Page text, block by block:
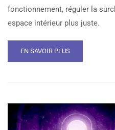
fonctionnement, réguler la
espace intérieur plus juste.
EN SAVOIR PLUS